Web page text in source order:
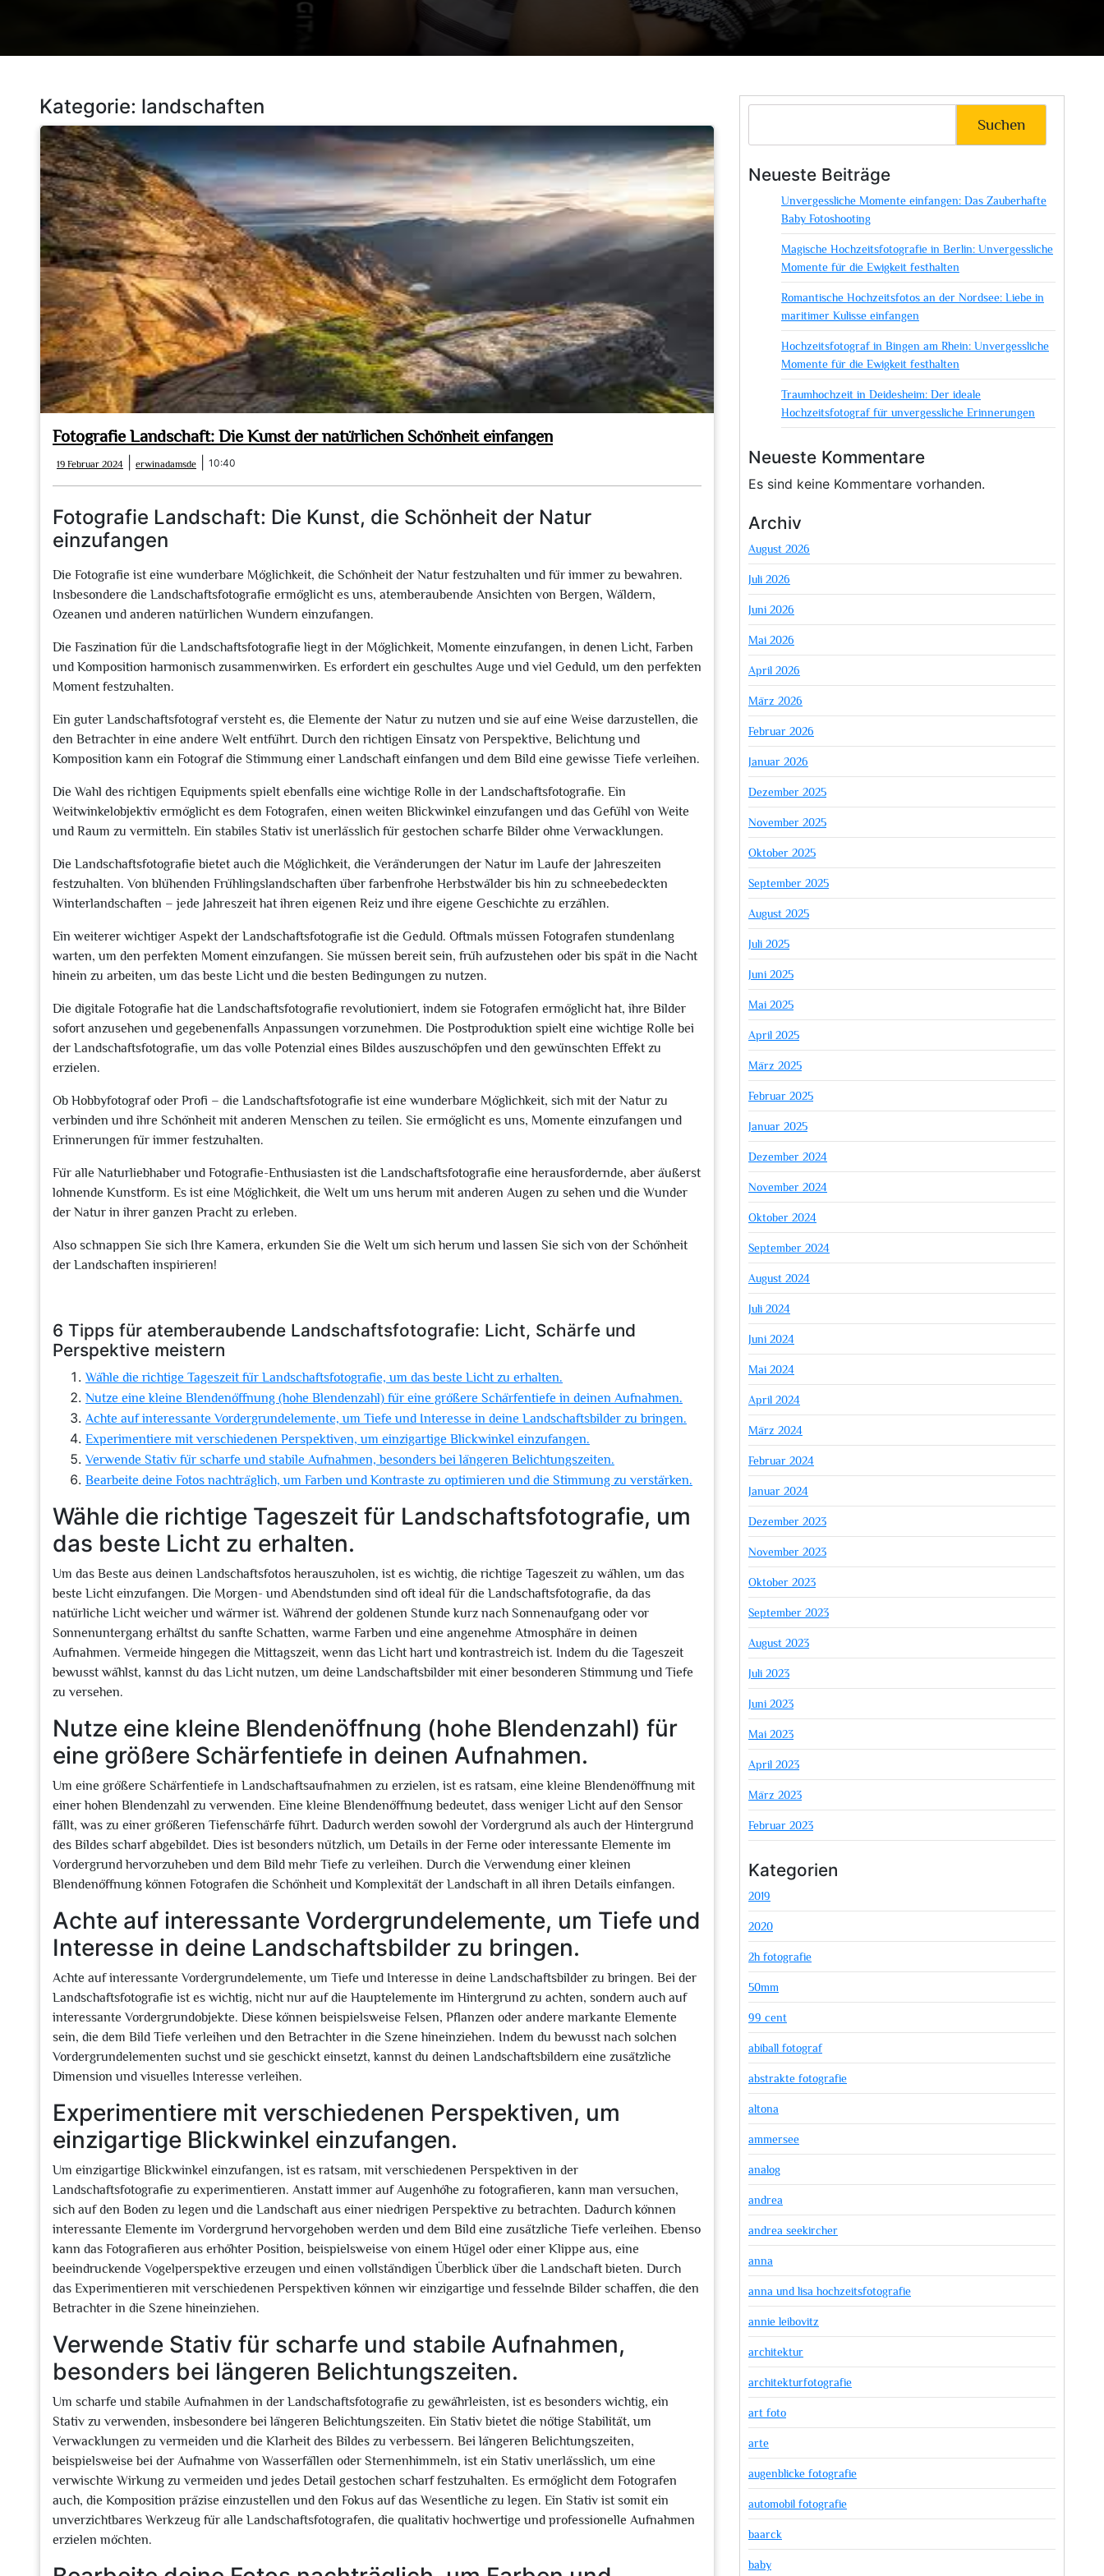
Kategorie: landschaften
Fotografie Landschaft: Die Kunst der natürlichen Schönheit einfangen
19 Februar 2024
Februar
2024
erwinadamsde erwinadamsde
10:40
Fotografie Landschaft: Die Kunst, die Schönheit der Natur
einzufangen
Die Fotografie ist eine wunderbare Möglichkeit, die Schönheit der Natur festzuhalten und für immer zu bewahren.
Insbesondere die Landschaftsfotografie ermöglicht es uns, atemberaubende Ansichten von Bergen, Wäldern,
Ozeanen und anderen natürlichen Wundern einzufangen.
Die Faszination für die Landschaftsfotografie liegt in der Möglichkeit, Momente einzufangen, in denen Licht, Farben
und Komposition harmonisch zusammenwirken. Es erfordert ein geschultes Auge und viel Geduld, um den perfekten
Moment festzuhalten.
Ein guter Landschaftsfotograf versteht es, die Elemente der Natur zu nutzen und sie auf eine Weise darzustellen, die
den Betrachter in eine andere Welt entführt. Durch den richtigen Einsatz von Perspektive, Belichtung und
Komposition kann ein Fotograf die Stimmung einer Landschaft einfangen und dem Bild eine gewisse Tiefe verleihen.
Die Wahl des richtigen Equipments spielt ebenfalls eine wichtige Rolle in der Landschaftsfotografie. Ein
Weitwinkelobjektiv ermöglicht es dem Fotografen, einen weiten Blickwinkel einzufangen und das Gefühl von Weite
und Raum zu vermitteln. Ein stabiles Stativ ist unerlässlich für gestochen scharfe Bilder ohne Verwacklungen.
Die Landschaftsfotografie bietet auch die Möglichkeit, die Veränderungen der Natur im Laufe der Jahreszeiten
festzuhalten. Von blühenden Frühlingslandschaften über farbenfrohe Herbstwälder bis hin zu schneebedeckten
Winterlandschaften – jede Jahreszeit hat ihren eigenen Reiz und ihre eigene Geschichte zu erzählen.
Ein weiterer wichtiger Aspekt der Landschaftsfotografie ist die Geduld. Oftmals müssen Fotografen stundenlang
warten, um den perfekten Moment einzufangen. Sie müssen bereit sein, früh aufzustehen oder bis spät in die Nacht
hinein zu arbeiten, um das beste Licht und die besten Bedingungen zu nutzen.
Die digitale Fotografie hat die Landschaftsfotografie revolutioniert, indem sie Fotografen ermöglicht hat, ihre Bilder
sofort anzusehen und gegebenenfalls Anpassungen vorzunehmen. Die Postproduktion spielt eine wichtige Rolle bei
der Landschaftsfotografie, um das volle Potenzial eines Bildes auszuschöpfen und den gewünschten Effekt zu
erzielen.
Ob Hobbyfotograf oder Profi – die Landschaftsfotografie ist eine wunderbare Möglichkeit, sich mit der Natur zu
verbinden und ihre Schönheit mit anderen Menschen zu teilen. Sie ermöglicht es uns, Momente einzufangen und
Erinnerungen für immer festzuhalten.
Für alle Naturliebhaber und Fotografie-Enthusiasten ist die Landschaftsfotografie eine herausfordernde, aber äußerst
lohnende Kunstform. Es ist eine Möglichkeit, die Welt um uns herum mit anderen Augen zu sehen und die Wunder
der Natur in ihrer ganzen Pracht zu erleben.
Also schnappen Sie sich Ihre Kamera, erkunden Sie die Welt um sich herum und lassen Sie sich von der Schönheit
der Landschaften inspirieren!
6 Tipps für atemberaubende Landschaftsfotografie: Licht, Schärfe und
Perspektive meistern
Wähle die richtige Tageszeit für Landschaftsfotografie, um das beste Licht zu erhalten.
Nutze eine kleine Blendenöffnung (hohe Blendenzahl) für eine größere Schärfentiefe in deinen Aufnahmen.
Achte auf interessante Vordergrundelemente, um Tiefe und Interesse in deine Landschaftsbilder zu bringen.
Experimentiere mit verschiedenen Perspektiven, um einzigartige Blickwinkel einzufangen.
Verwende Stativ für scharfe und stabile Aufnahmen, besonders bei längeren Belichtungszeiten.
Bearbeite deine Fotos nachträglich, um Farben und Kontraste zu optimieren und die Stimmung zu verstärken.
Wähle die richtige Tageszeit für Landschaftsfotografie, um
das beste Licht zu erhalten.
Um das Beste aus deinen Landschaftsfotos herauszuholen, ist es wichtig, die richtige Tageszeit zu wählen, um das
beste Licht einzufangen. Die Morgen- und Abendstunden sind oft ideal für die Landschaftsfotografie, da das
natürliche Licht weicher und wärmer ist. Während der goldenen Stunde kurz nach Sonnenaufgang oder vor
Sonnenuntergang erhältst du sanfte Schatten, warme Farben und eine angenehme Atmosphäre in deinen
Aufnahmen. Vermeide hingegen die Mittagszeit, wenn das Licht hart und kontrastreich ist. Indem du die Tageszeit
bewusst wählst, kannst du das Licht nutzen, um deine Landschaftsbilder mit einer besonderen Stimmung und Tiefe
zu versehen.
Nutze eine kleine Blendenöffnung (hohe Blendenzahl) für
eine größere Schärfentiefe in deinen Aufnahmen.
Um eine größere Schärfentiefe in Landschaftsaufnahmen zu erzielen, ist es ratsam, eine kleine Blendenöffnung mit
einer hohen Blendenzahl zu verwenden. Eine kleine Blendenöffnung bedeutet, dass weniger Licht auf den Sensor
fällt, was zu einer größeren Tiefenschärfe führt. Dadurch werden sowohl der Vordergrund als auch der Hintergrund
des Bildes scharf abgebildet. Dies ist besonders nützlich, um Details in der Ferne oder interessante Elemente im
Vordergrund hervorzuheben und dem Bild mehr Tiefe zu verleihen. Durch die Verwendung einer kleinen
Blendenöffnung können Fotografen die Schönheit und Komplexität der Landschaft in all ihren Details einfangen.
Achte auf interessante Vordergrundelemente, um Tiefe und
Interesse in deine Landschaftsbilder zu bringen.
Achte auf interessante Vordergrundelemente, um Tiefe und Interesse in deine Landschaftsbilder zu bringen. Bei der
Landschaftsfotografie ist es wichtig, nicht nur auf die Hauptelemente im Hintergrund zu achten, sondern auch auf
interessante Vordergrundobjekte. Diese können beispielsweise Felsen, Pflanzen oder andere markante Elemente
sein, die dem Bild Tiefe verleihen und den Betrachter in die Szene hineinziehen. Indem du bewusst nach solchen
Vordergrundelementen suchst und sie geschickt einsetzt, kannst du deinen Landschaftsbildern eine zusätzliche
Dimension und visuelles Interesse verleihen.
Experimentiere mit verschiedenen Perspektiven, um
einzigartige Blickwinkel einzufangen.
Um einzigartige Blickwinkel einzufangen, ist es ratsam, mit verschiedenen Perspektiven in der
Landschaftsfotografie zu experimentieren. Anstatt immer auf Augenhöhe zu fotografieren, kann man versuchen,
sich auf den Boden zu legen und die Landschaft aus einer niedrigen Perspektive zu betrachten. Dadurch können
interessante Elemente im Vordergrund hervorgehoben werden und dem Bild eine zusätzliche Tiefe verleihen. Ebenso
kann das Fotografieren aus erhöhter Position, beispielsweise von einem Hügel oder einer Klippe aus, eine
beeindruckende Vogelperspektive erzeugen und einen vollständigen Überblick über die Landschaft bieten. Durch
das Experimentieren mit verschiedenen Perspektiven können wir einzigartige und fesselnde Bilder schaffen, die den
Betrachter in die Szene hineinziehen.
Verwende Stativ für scharfe und stabile Aufnahmen,
besonders bei längeren Belichtungszeiten.
Um scharfe und stabile Aufnahmen in der Landschaftsfotografie zu gewährleisten, ist es besonders wichtig, ein
Stativ zu verwenden, insbesondere bei längeren Belichtungszeiten. Ein Stativ bietet die nötige Stabilität, um
Verwacklungen zu vermeiden und die Klarheit des Bildes zu verbessern. Bei längeren Belichtungszeiten,
beispielsweise bei der Aufnahme von Wasserfällen oder Sternenhimmeln, ist ein Stativ unerlässlich, um eine
verwischte Wirkung zu vermeiden und jedes Detail gestochen scharf festzuhalten. Es ermöglicht dem Fotografen
auch, die Komposition präzise einzustellen und den Fokus auf das Wesentliche zu legen. Ein Stativ ist somit ein
unverzichtbares Werkzeug für alle Landschaftsfotografen, die qualitativ hochwertige und professionelle Aufnahmen
erzielen möchten.
Suchen
Neueste Beiträge
Unvergessliche Momente einfangen: Das Zauberhafte
Baby Fotoshooting
Magische Hochzeitsfotografie in Berlin: Unvergessliche
Momente für die Ewigkeit festhalten
Romantische Hochzeitsfotos an der Nordsee: Liebe in
maritimer Kulisse einfangen
Hochzeitsfotograf in Bingen am Rhein: Unvergessliche
Momente für die Ewigkeit festhalten
Traumhochzeit in Deidesheim: Der ideale
Hochzeitsfotograf für unvergessliche Erinnerungen
Neueste Kommentare
Es sind keine Kommentare vorhanden.
Archiv
August 2026
Juli 2026
Juni 2026
Mai 2026
April 2026
März 2026
Februar 2026
Januar 2026
Dezember 2025
November 2025
Oktober 2025
September 2025
August 2025
Juli 2025
Juni 2025
Mai 2025
April 2025
März 2025
Februar 2025
Januar 2025
Dezember 2024
November 2024
Oktober 2024
September 2024
August 2024
Juli 2024
Juni 2024
Mai 2024
April 2024
März 2024
Februar 2024
Januar 2024
Dezember 2023
November 2023
Oktober 2023
September 2023
August 2023
Juli 2023
Juni 2023
Mai 2023
April 2023
März 2023
Februar 2023
Kategorien
2019
2020
2h fotografie
50mm
99 cent
abiball fotograf
abstrakte fotografie
altona
ammersee
analog
andrea
andrea seekircher
anna
anna und lisa hochzeitsfotografie
annie leibovitz
architektur
architekturfotografie
art foto
arte
augenblicke fotografie
automobil fotografie
baarck
baby